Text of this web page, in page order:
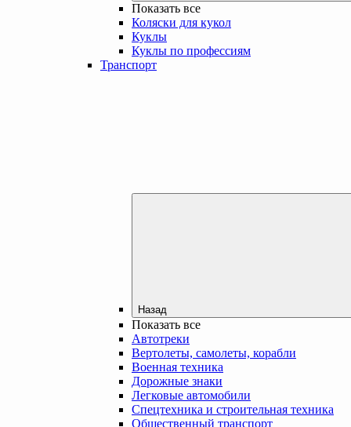
Показать все
Коляски для кукол
Куклы
Куклы по профессиям
Транспорт
Назад
Показать все
Автотреки
Вертолеты, самолеты, корабли
Военная техника
Дорожные знаки
Легковые автомобили
Спецтехника и строительная техника
Общественный транспорт